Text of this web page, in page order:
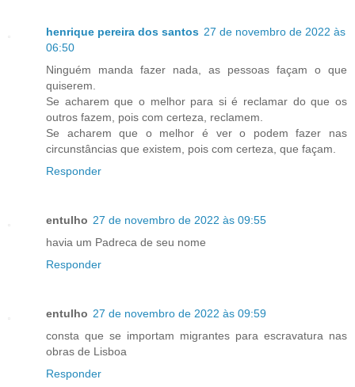
henrique pereira dos santos 27 de novembro de 2022 às
06:50
Ninguém manda fazer nada, as pessoas façam o que
quiserem.
Se acharem que o melhor para si é reclamar do que os
outros fazem, pois com certeza, reclamem.
Se acharem que o melhor é ver o podem fazer nas
circunstâncias que existem, pois com certeza, que façam.
Responder
entulho 27 de novembro de 2022 às 09:55
havia um Padreca de seu nome
Responder
entulho 27 de novembro de 2022 às 09:59
consta que se importam migrantes para escravatura nas
obras de Lisboa
Responder